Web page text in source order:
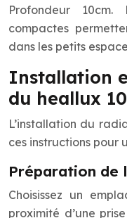
Profondeur
compactes
dans les petits
Installation
du heallux
L’installation du
ces instructions pour
Préparation de
Choisissez un
proximité d’une